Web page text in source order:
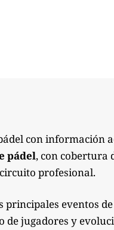
con información
pádel, con cobertura
profesional.
eventos
de jugadores y